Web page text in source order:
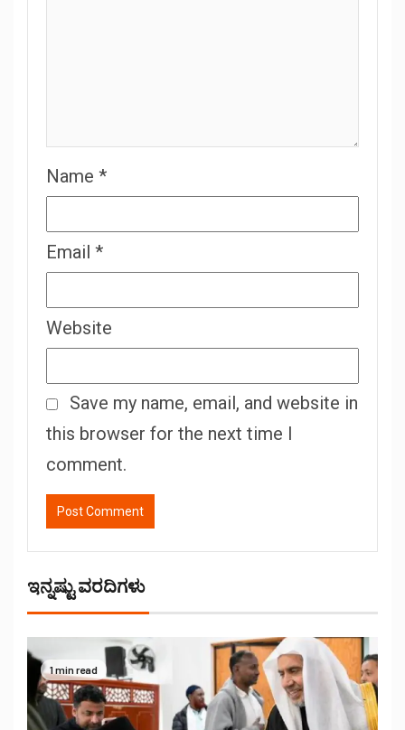
Name *
Email *
Website
Save my name, email, and website in
this browser for the next time I
comment.
ಇನ್ನಷ್ಟು ವರದಿಗಳು
1 min read